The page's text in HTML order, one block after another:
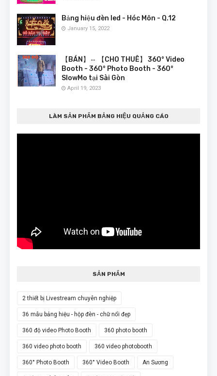
Bảng hiệu đèn led - Hóc Môn - Q.12
January 15, 2022
【BÁN】⇔ 【CHO THUÊ】 360° Video
Booth - 360° Photo Booth - 360°
SlowMo tại Sài Gòn
April 19, 2023
LÀM SẢN PHẨM BẢNG HIỆU QUẢNG CÁO
SẢN PHẨM
2 thiết bị Livestream chuyên nghiệp
36 mẫu bảng hiệu - hộp đèn - chữ nổi đẹp
360 độ video Photo Booth 360 photo booth
360 video photo booth 360 video photobooth
360° Photo Booth 360° Video Booth An Sương